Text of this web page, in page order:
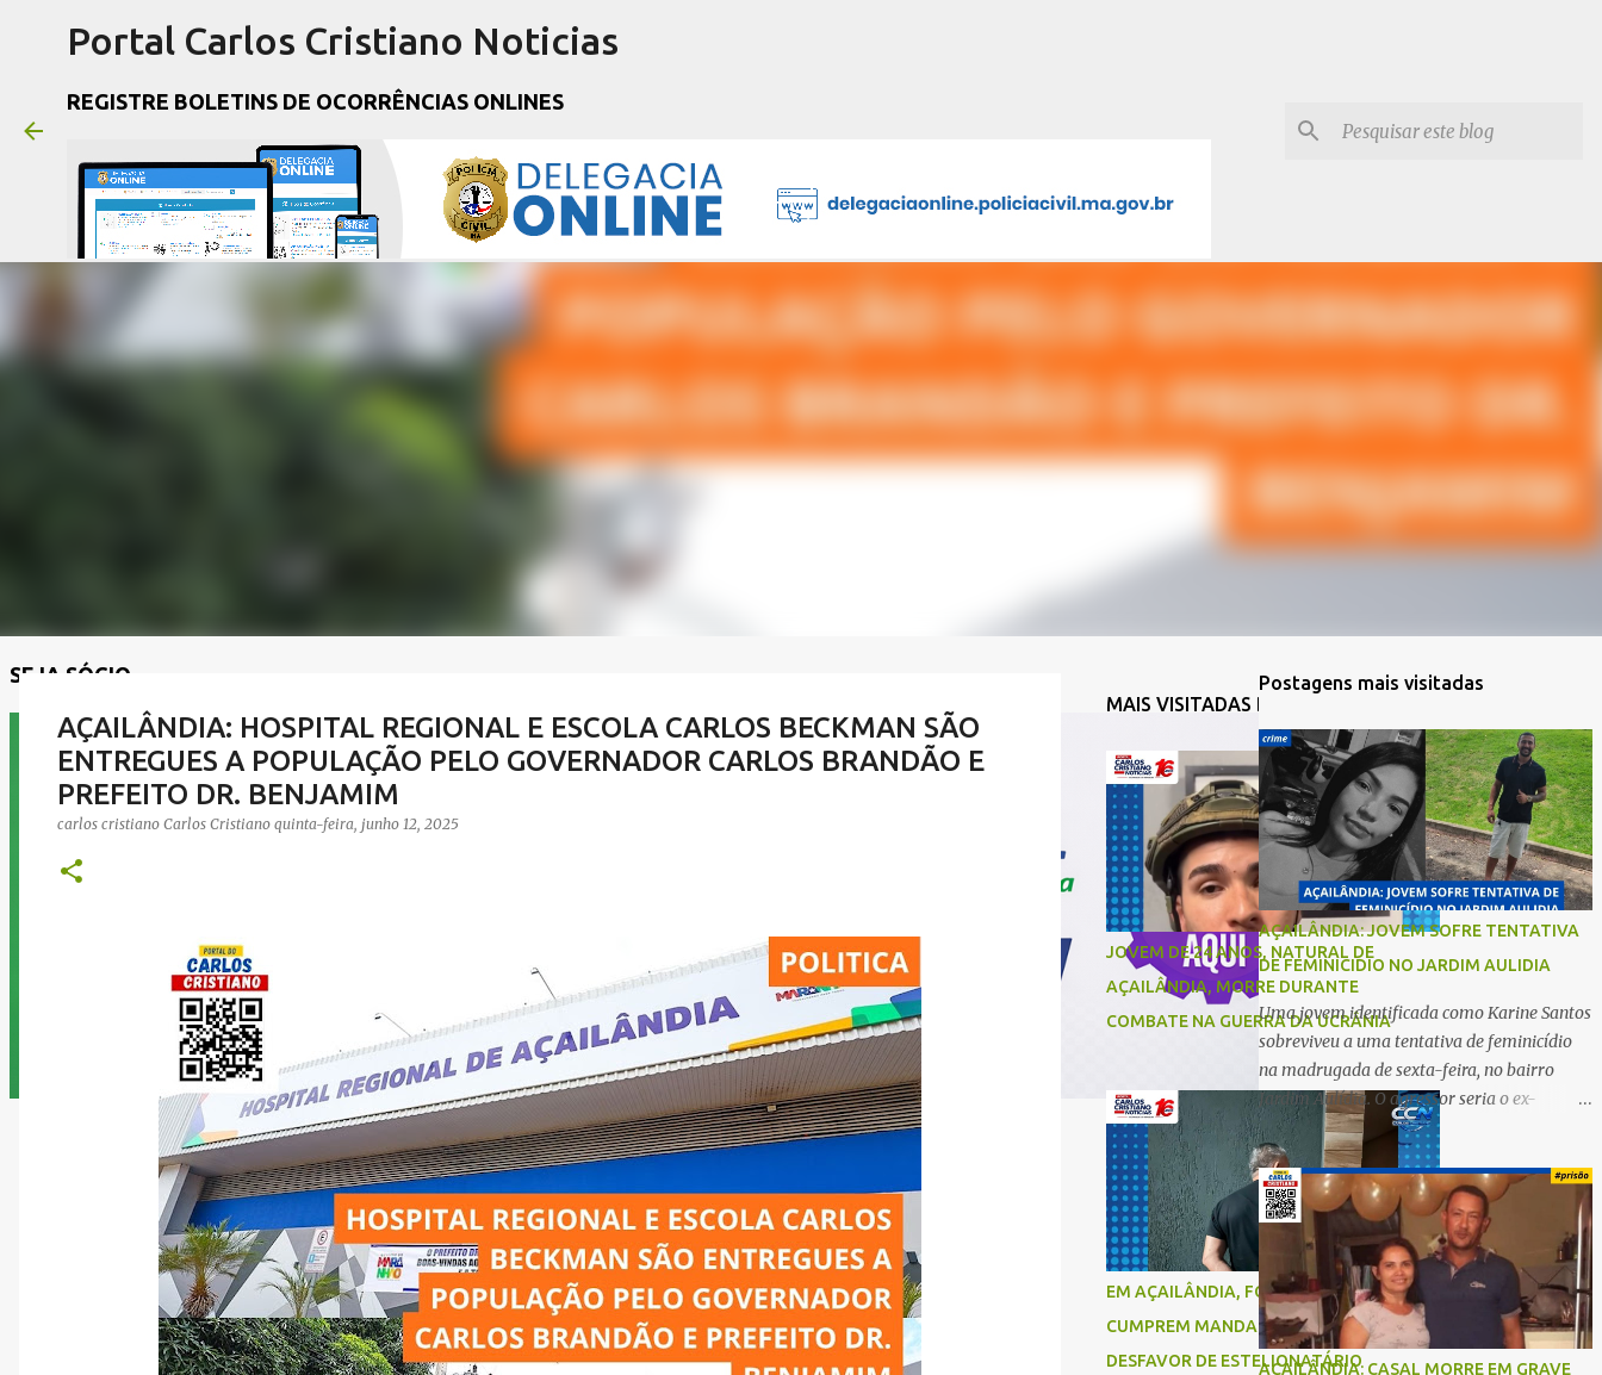
Portal Carlos Cristiano Noticias
REGISTRE BOLETINS DE OCORRÊNCIAS ONLINES
SEJA SÓCIO
AÇAILÂNDIA: HOSPITAL REGIONAL E ESCOLA CARLOS BECKMAN SÃO
ENTREGUES A POPULAÇÃO PELO GOVERNADOR CARLOS BRANDÃO E
PREFEITO DR. BENJAMIM
carlos cristiano Carlos Cristiano quinta-feira, junho 12, 2025
MAIS VISITADAS DA SEMANA
JOVEM DE 24 ANOS, NATURAL DE
AÇAILÂNDIA, MORRE DURANTE
COMBATE NA GUERRA DA UCRÂNIA
EM AÇAILÂNDIA, FORÇAS DE SEGURANÇA
CUMPREM MANDADO DE PRISÃO EM
DESFAVOR DE ESTELIONATÁRIO
Postagens mais visitadas
AÇAILÂNDIA: JOVEM SOFRE TENTATIVA
DE FEMINICIDIO NO JARDIM AULIDIA
Uma jovem identificada como Karine Santos
sobreviveu a uma tentativa de feminicídio
na madrugada de sexta-feira, no bairro
Jardim Aulídia. O agressor seria o ex-
companheiro, com quem manteve um
relacionamento de quase três anos e com
quem tem uma filha. Segundo Karine,
durante todo o dia anterior, o suspeito
enviou mensagens insistindo para reatar o
relacionamento, mas ela deixou claro que
não queria. Naquela noite, a vítima recebeu
o convite de um amigo para ir a uma festa.
Ao chegar ao local, percebeu que o ex
AÇAILÂNDIA: CASAL MORRE EM GRAVE